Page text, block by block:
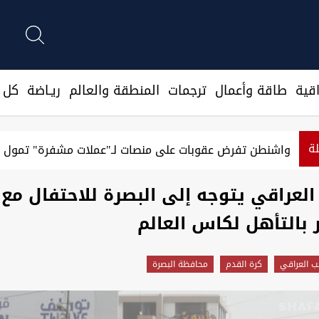
طاقة وأعمال ترجمات المنطقة والعالم ريـاضة كل
واشنطن تفرض عقوبات على منصات لـ"عملات مشفرة" تمول
يتوجه إلى البصرة للاحتفال مع
بالتأهل لكاس العالم
العراقي كرة القدم محافظة البصرة